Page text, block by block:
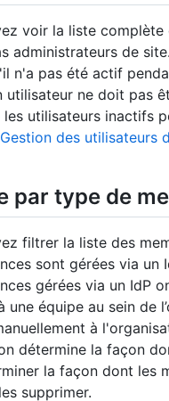
voir la liste
administrateurs de
n'a pas été actif
utilisateur ne doit pas
les utilisateurs inactifs
Gestion des utilisateurs
par type de
filtrer la liste des
sont gérées via un
gérées via un IdP
une équipe au sein de
à
détermine la façon
la façon dont les
supprimer.